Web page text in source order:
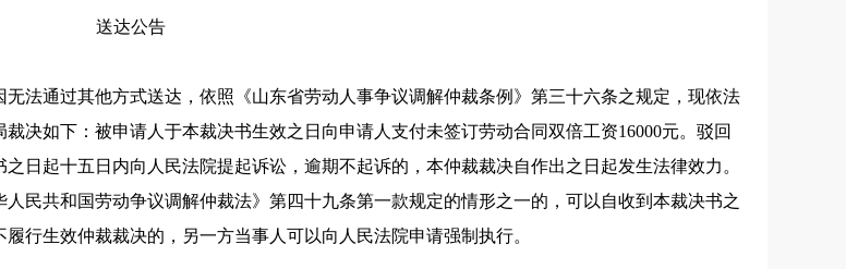
送达公告
法通过其他方式送达，依照《山东省劳动人事争议调解仲裁条例》第三十六条之规定，现依法
决如下：被申请人于本裁决书生效之日向申请人支付未签订劳动合同双倍工资16000元。驳回
日起十五日内向人民法院提起诉讼，逾期不起诉的，本仲裁裁决自作出之日起发生法律效力。
民共和国劳动争议调解仲裁法》第四十九条第一款规定的情形之一的，可以自收到本裁决书之
行生效仲裁裁决的，另一方当事人可以向人民法院申请强制执行。